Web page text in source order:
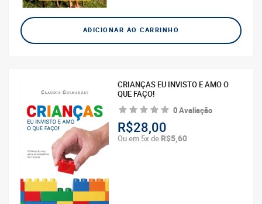
ADICIONAR AO CARRINHO
CRIANÇAS EU INVISTO E AMO O
QUE FAÇO!
0 Avaliação
R$28,00
Ou em 5x de R$5,60